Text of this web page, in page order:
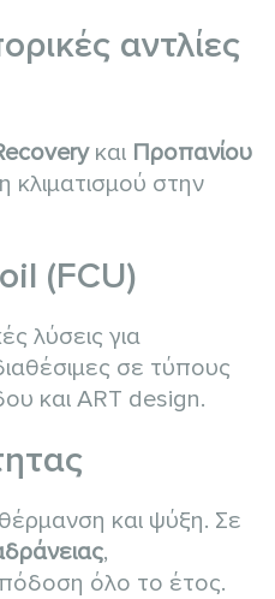
αντλίες
και Προπανίου
στην
(FCU)
λύσεις για
σε τύπους
και ART design.
θέρμανση και ψύξη. Σε
,
όλο το έτος.